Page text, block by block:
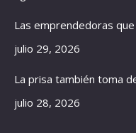
Las emprendedoras
julio 29, 2026
La prisa también toma
julio 28, 2026